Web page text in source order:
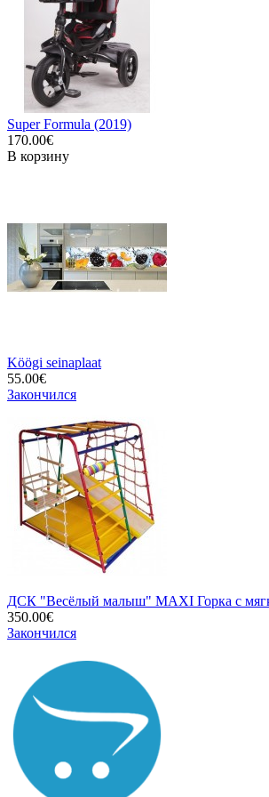
Super Formula (2019)
170.00€
В корзину
Köögi seinaplaat
55.00€
Закончился
ДСК "Весёлый малыш" MAXI Горка с
350.00€
Закончился